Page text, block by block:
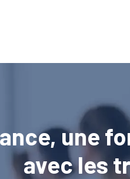
une
avec les